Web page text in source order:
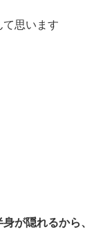
て思います
が隠れるから、